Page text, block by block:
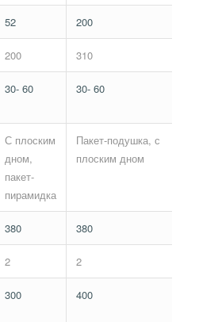
52 200
200 310
30- 60 30- 60
С плоским
дном,
пакет-
пирамидка
Пакет-подушка, с
плоским дном
380 380
2 2
300 400